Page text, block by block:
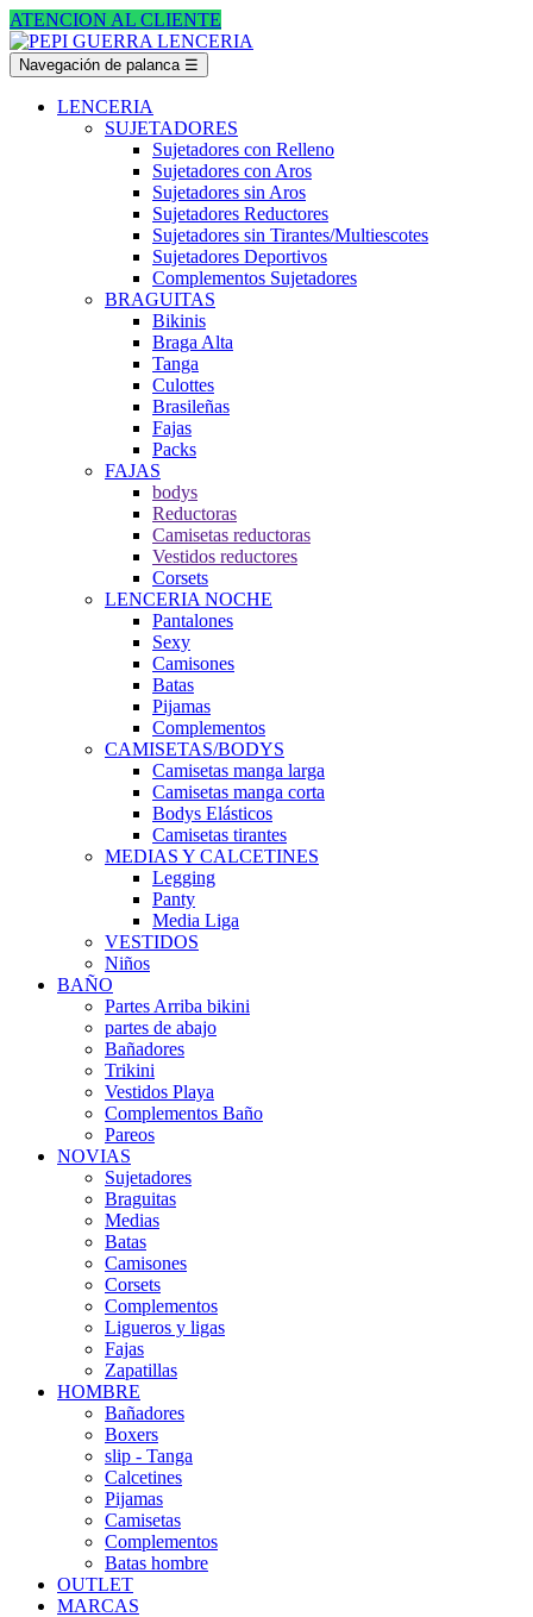
ATENCION AL CLIENTE
Navegación de palanca ☰
LENCERIA
SUJETADORES
Sujetadores con Relleno
Sujetadores con Aros
Sujetadores sin Aros
Sujetadores Reductores
Sujetadores sin Tirantes/Multiescotes
Sujetadores Deportivos
Complementos Sujetadores
BRAGUITAS
Bikinis
Braga Alta
Tanga
Culottes
Brasileñas
Fajas
Packs
FAJAS
bodys
Reductoras
Camisetas reductoras
Vestidos reductores
Corsets
LENCERIA NOCHE
Pantalones
Sexy
Camisones
Batas
Pijamas
Complementos
CAMISETAS/BODYS
Camisetas manga larga
Camisetas manga corta
Bodys Elásticos
Camisetas tirantes
MEDIAS Y CALCETINES
Legging
Panty
Media Liga
VESTIDOS
Niños
BAÑO
Partes Arriba bikini
partes de abajo
Bañadores
Trikini
Vestidos Playa
Complementos Baño
Pareos
NOVIAS
Sujetadores
Braguitas
Medias
Batas
Camisones
Corsets
Complementos
Ligueros y ligas
Fajas
Zapatillas
HOMBRE
Bañadores
Boxers
slip - Tanga
Calcetines
Pijamas
Camisetas
Complementos
Batas hombre
OUTLET
MARCAS